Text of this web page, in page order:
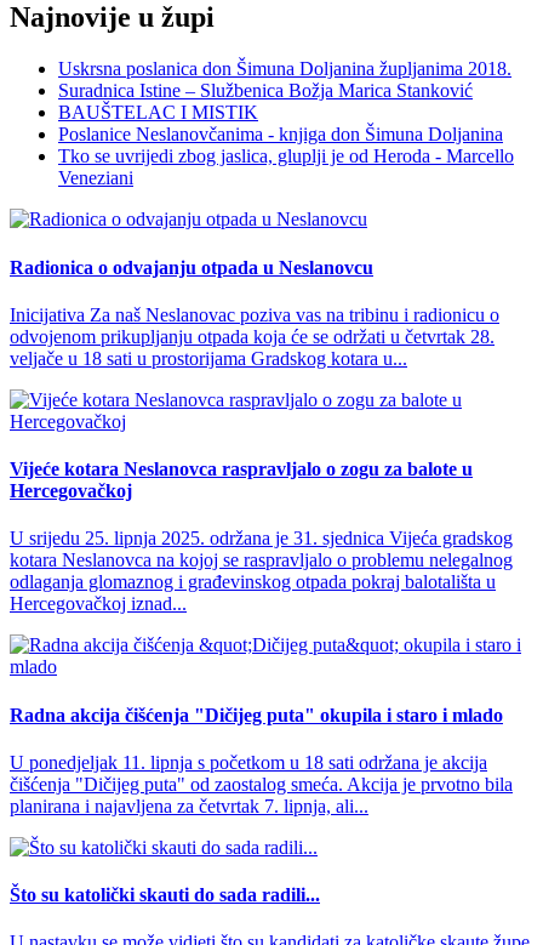
Najnovije u župi
Uskrsna poslanica don Šimuna Doljanina župljanima 2018.
Suradnica Istine – Službenica Božja Marica Stanković
BAUŠTELAC I MISTIK
Poslanice Neslanovčanima - knjiga don Šimuna Doljanina
Tko se uvrijedi zbog jaslica, gluplji je od Heroda - Marcello
Veneziani
Radionica o odvajanju otpada u Neslanovcu
Inicijativa Za naš Neslanovac poziva vas na tribinu i radionicu o
odvojenom prikupljanju otpada koja će se održati u četvrtak 28.
veljače u 18 sati u prostorijama Gradskog kotara u...
Vijeće kotara Neslanovca raspravljalo o zogu za balote u
Hercegovačkoj
U srijedu 25. lipnja 2025. održana je 31. sjednica Vijeća gradskog
kotara Neslanovca na kojoj se raspravljalo o problemu nelegalnog
odlaganja glomaznog i građevinskog otpada pokraj balotališta u
Hercegovačkoj iznad...
Radna akcija čišćenja "Dičijeg puta" okupila i staro i mlado
U ponedjeljak 11. lipnja s početkom u 18 sati održana je akcija
čišćenja "Dičijeg puta" od zaostalog smeća. Akcija je prvotno bila
planirana i najavljena za četvrtak 7. lipnja, ali...
Što su katolički skauti do sada radili...